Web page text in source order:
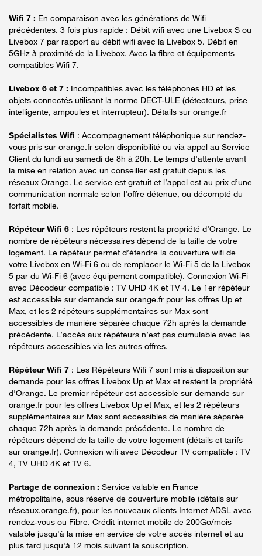
Wifi 7 : En comparaison avec les générations de Wifi
précédentes. 3 fois plus rapide : Débit wifi avec une Livebox S ou
Livebox 7 par rapport au débit wifi avec la Livebox 5. Débit en
5GHz à proximité de la Livebox. Avec la fibre et équipements
compatibles Wifi 7.
Livebox 6 et 7 : Incompatibles avec les téléphones HD et les
objets connectés utilisant la norme DECT-ULE (détecteurs, prise
intelligente, ampoules et interrupteur). Détails sur orange.fr
Spécialistes Wifi : Accompagnement téléphonique sur rendez-
vous pris sur orange.fr selon disponibilité ou via appel au Service
Client du lundi au samedi de 8h à 20h. Le temps d’attente avant
la mise en relation avec un conseiller est gratuit depuis les
réseaux Orange. Le service est gratuit et l’appel est au prix d’une
communication normale selon l’offre détenue, ou décompté du
forfait mobile.
Répéteur Wifi 6 : Les répéteurs restent la propriété d’Orange. Le
nombre de répéteurs nécessaires dépend de la taille de votre
logement. Le répéteur permet d’étendre la couverture wifi de
votre Livebox en Wi-Fi 6 ou de remplacer le Wi-Fi 5 de la Livebox
5 par du Wi-Fi 6 (avec équipement compatible). Connexion Wi-Fi
avec Décodeur compatible : TV UHD 4K et TV 4. Le 1er répéteur
est accessible sur demande sur orange.fr pour les offres Up et
Max, et les 2 répéteurs supplémentaires sur Max sont
accessibles de manière séparée chaque 72h après la demande
précédente. L’accès aux répéteurs n’est pas cumulable avec les
répéteurs accessibles via les autres offres.
Répéteur Wifi 7 : Les Répéteurs Wifi 7 sont mis à disposition sur
demande pour les offres Livebox Up et Max et restent la propriété
d'Orange. Le premier répéteur est accessible sur demande sur
orange.fr pour les offres Livebox Up et Max, et les 2 répéteurs
supplémentaires sur Max sont accessibles de manière séparée
chaque 72h après la demande précédente. Le nombre de
répéteurs dépend de la taille de votre logement (détails et tarifs
sur orange.fr). Connexion wifi avec Décodeur TV compatible : TV
4, TV UHD 4K et TV 6.
Partage de connexion : Service valable en France
métropolitaine, sous réserve de couverture mobile (détails sur
réseaux.orange.fr), pour les nouveaux clients Internet ADSL avec
rendez-vous ou Fibre. Crédit internet mobile de 200Go/mois
valable jusqu'à la mise en service de votre accès internet et au
plus tard jusqu'à 12 mois suivant la souscription.